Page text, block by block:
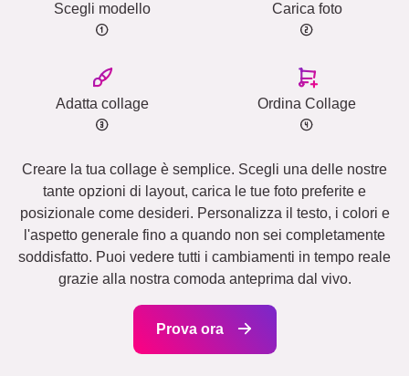
Scegli modello Carica foto
Adatta collage Ordina Collage
Creare la tua collage è semplice. Scegli una delle nostre
tante opzioni di layout, carica le tue foto preferite e
posizionale come desideri. Personalizza il testo, i colori e
l'aspetto generale fino a quando non sei completamente
soddisfatto. Puoi vedere tutti i cambiamenti in tempo reale
grazie alla nostra comoda anteprima dal vivo.
Prova ora